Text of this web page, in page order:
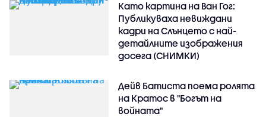
Като картина на Ван Гог:
Публикуваха невиждани
кадри на Слънцето с най-
детайлните изображения
досега (СНИМКИ)
Дейв Батиста поема ролята
на Кратос в "Богът на
войната"